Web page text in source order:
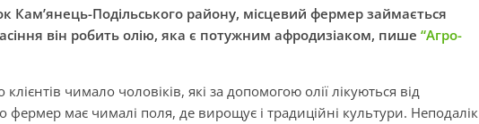
Кам’янець-Подільського району, місцевий фермер займається
він робить олію, яка є потужним афродизіаком, пише “Агро-
чимало чоловіків, які за допомогою олії лікуються від
фермер має чималі поля, де вирощує і традиційні культури. Неподалік